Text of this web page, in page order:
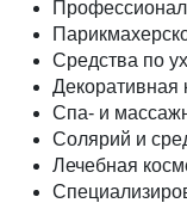
Средства по
Декоративная
Спа- и
Солярий и
Лечебная